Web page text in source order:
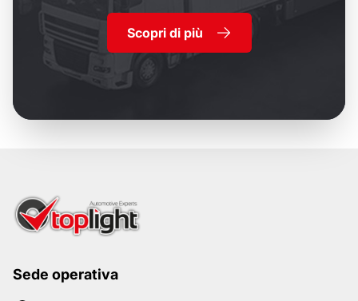
Scopri di più
Sede operativa